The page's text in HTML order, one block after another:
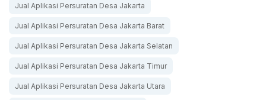
Jual Aplikasi Persuratan Desa Jakarta
Jual Aplikasi Persuratan Desa Jakarta Barat
Jual Aplikasi Persuratan Desa Jakarta Selatan
Jual Aplikasi Persuratan Desa Jakarta Timur
Jual Aplikasi Persuratan Desa Jakarta Utara